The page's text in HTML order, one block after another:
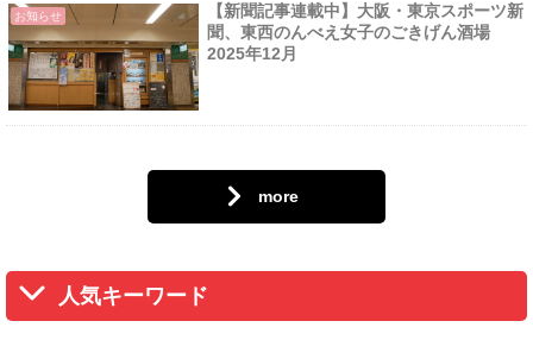
お知らせ
【新聞記事連載中】大阪・東京スポーツ新
聞、東西のんべえ女子のごきげん酒場
2025年12月
more
人気キーワード